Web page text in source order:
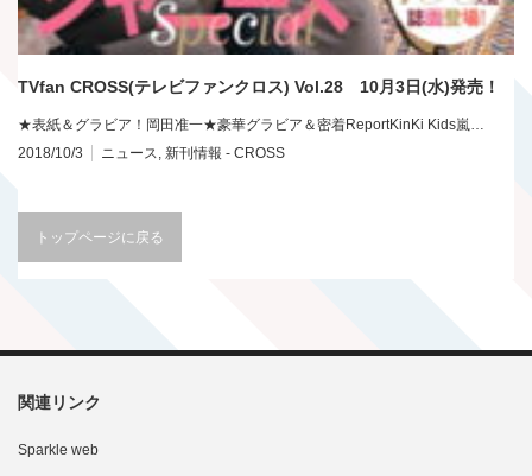
TVfan CROSS(テレビファンクロス) Vol.28 10月3日(水)発売！
★表紙＆グラビア！岡田准一★豪華グラビア＆密着ReportKinKi Kids嵐…
2018/10/3
ニュース, 新刊情報 - CROSS
トップページに戻る
関連リンク
Sparkle web